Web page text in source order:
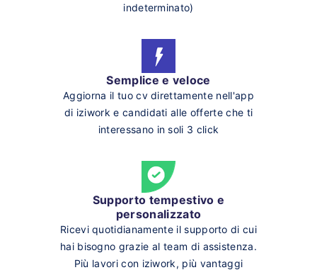
indeterminato)
Semplice e veloce
Aggiorna il tuo cv direttamente nell'app
di iziwork e candidati alle offerte che ti
interessano in soli 3 click
Supporto tempestivo e
personalizzato
Ricevi quotidianamente il supporto di cui
hai bisogno grazie al team di assistenza.
Più lavori con iziwork, più vantaggi